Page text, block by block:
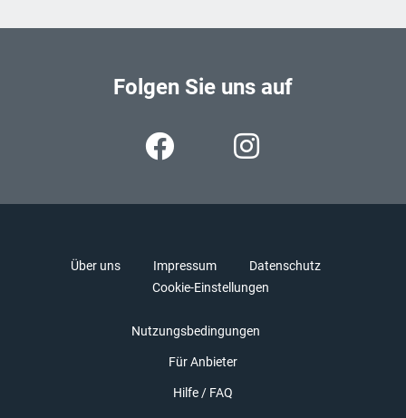
Folgen Sie uns auf
Über uns Impressum
Datenschutz
Cookie-Einstellungen
Nutzungsbedingungen
Für Anbieter
Hilfe / FAQ